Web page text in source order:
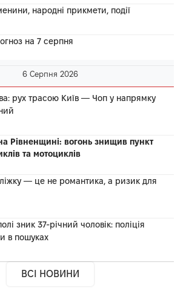
народні прикмети, події
на 7 серпня
6 Серпня 2026
рух трасою Київ — Чоп у напрямку
Рівненщині: вогонь знищив пункт
та мотоциклів
— це не романтика, а ризик для
зник 37-річний чоловік: поліція
в пошуках
ВСІ НОВИНИ